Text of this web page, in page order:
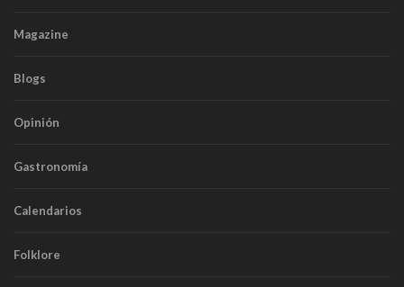
Magazine
Blogs
Opinión
Gastronomía
Calendarios
Folklore